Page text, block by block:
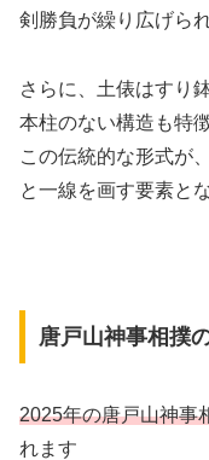
剣勝負が繰り広げら
さらに、土俵はすり
本柱のない構造も特
この伝統的な形式が
と一線を画す要素と
唐戸山神事相撲
2025年の唐戸山神事
れます